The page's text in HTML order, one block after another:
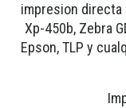
impresion directa
Xp-450b, Zebra
Epson, TLP y